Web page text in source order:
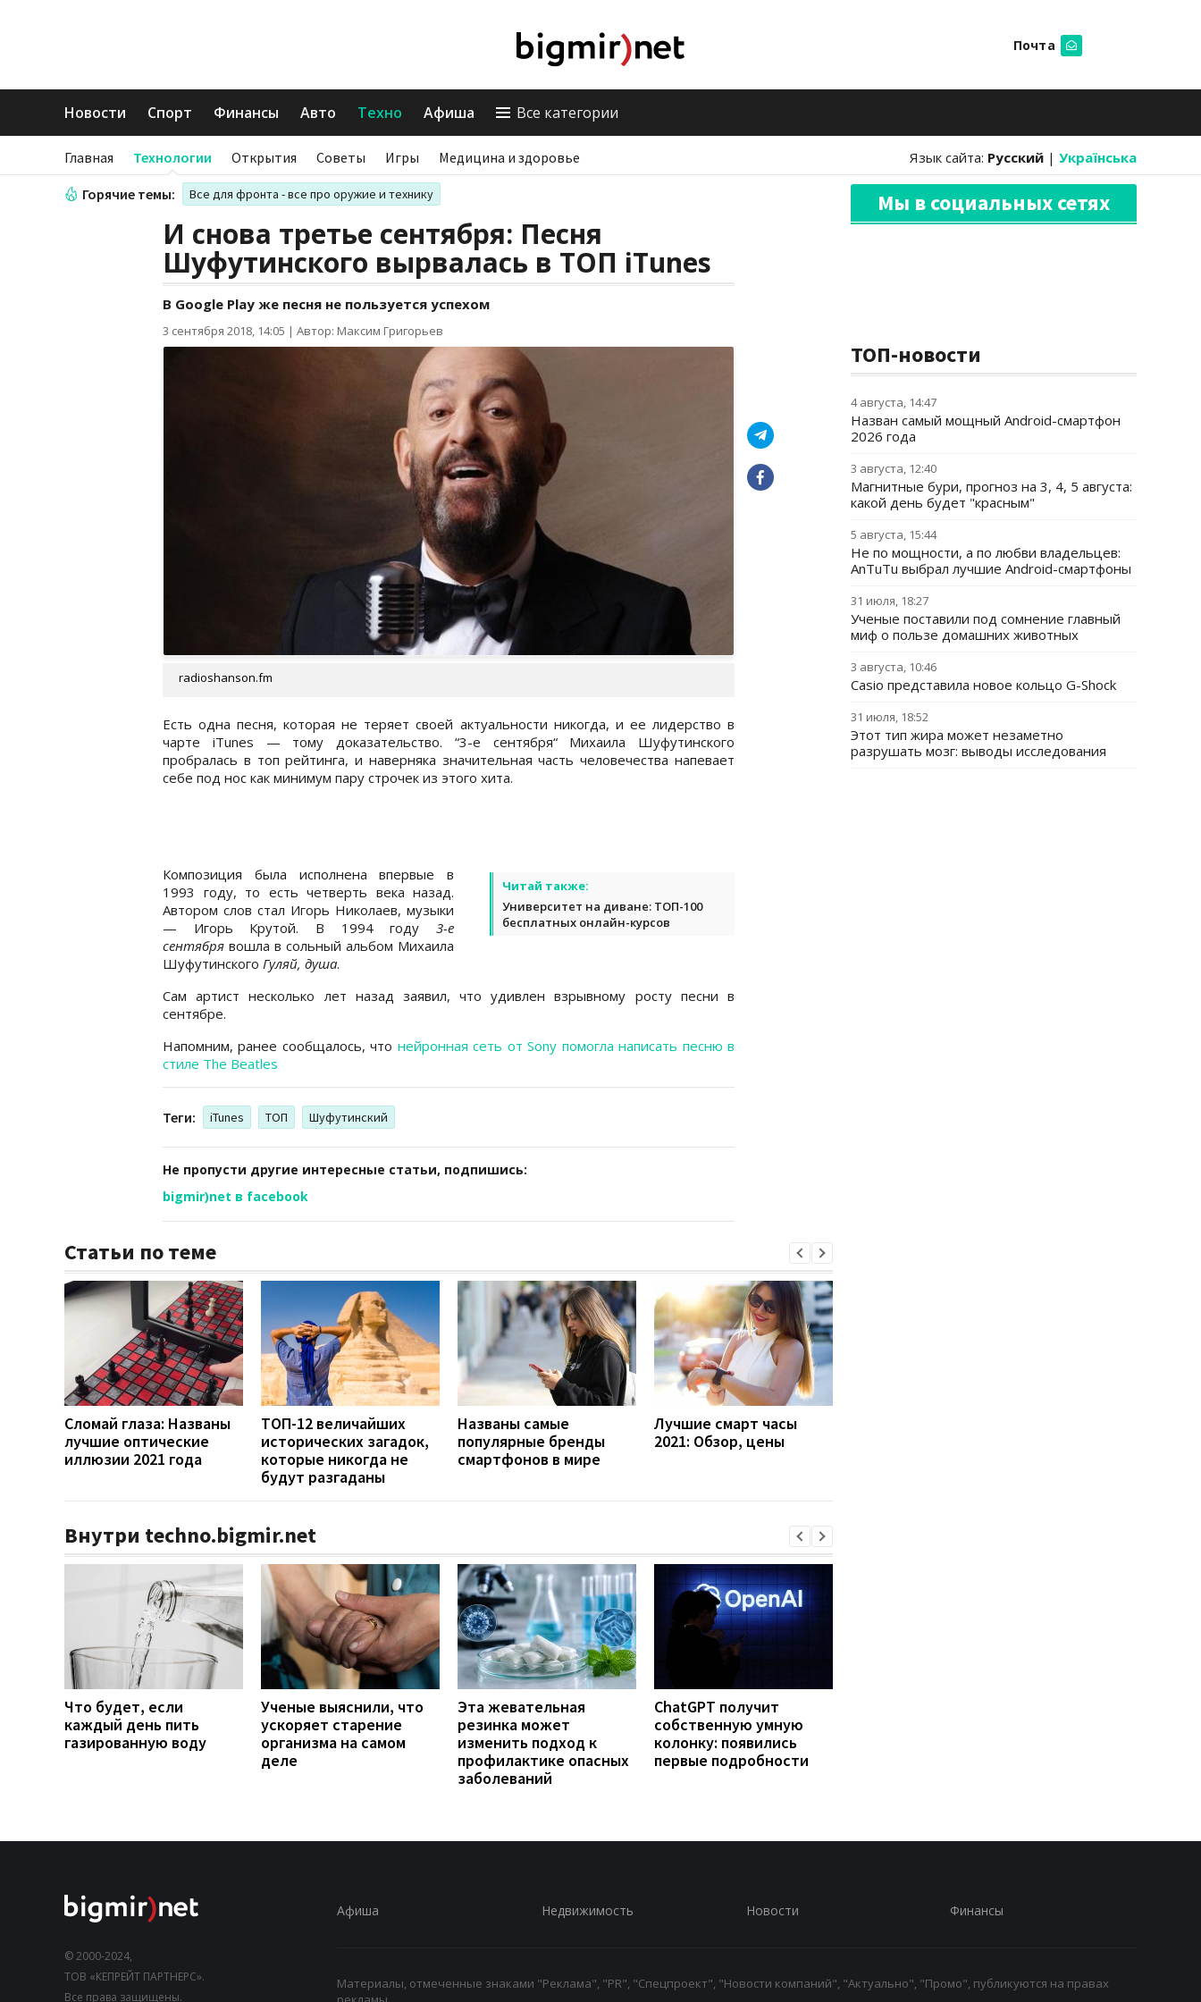
Почта
Новости Спорт Финансы Авто Техно Афиша Все категории
Главная Технологии Открытия Советы Игры Медицина и здоровье Язык сайта: Русский | Українська
Горячие темы: Все для фронта - все про оружие и технику
И снова третье сентября: Песня
Шуфутинского вырвалась в ТОП iTunes
В Google Play же песня не пользуется успехом
3 сентября 2018, 14:05 | Автор: Максим Григорьев
radioshanson.fm
Есть одна песня, которая не теряет своей актуальности никогда, и ее лидерство в
чарте iTunes — тому доказательство. “3-е сентября“ Михаила Шуфутинского
пробралась в топ рейтинга, и наверняка значительная часть человечества напевает
себе под нос как минимум пару строчек из этого хита.
Читай также:
Университет на диване: ТОП-100
бесплатных онлайн-курсов
Композиция была исполнена впервые в
1993 году, то есть четверть века назад.
Автором слов стал Игорь Николаев, музыки
— Игорь Крутой. В 1994 году 3-е
сентября вошла в сольный альбом Михаила
Шуфутинского Гуляй, душа.
Сам артист несколько лет назад заявил, что удивлен взрывному росту песни в
сентябре.
Напомним, ранее сообщалось, что нейронная сеть от Sony помогла написать песню в
стиле The Beatles
Теги: iTunes ТОП Шуфутинский
Не пропусти другие интересные статьи, подпишись:
bigmir)net в facebook
Статьи по теме
Сломай глаза: Названы
лучшие оптические
иллюзии 2021 года
ТОП-12 величайших
исторических загадок,
которые никогда не
будут разгаданы
Названы самые
популярные бренды
смартфонов в мире
Лучшие смарт часы
2021: Обзор, цены
Внутри techno.bigmir.net
Что будет, если
каждый день пить
газированную воду
Ученые выяснили, что
ускоряет старение
организма на самом
деле
Эта жевательная
резинка может
изменить подход к
профилактике опасных
заболеваний
ChatGPT получит
собственную умную
колонку: появились
первые подробности
Мы в социальных сетях
ТОП-новости
4 августа, 14:47
Назван самый мощный Android-смартфон
2026 года
3 августа, 12:40
Магнитные бури, прогноз на 3, 4, 5 августа:
какой день будет "красным"
5 августа, 15:44
Не по мощности, а по любви владельцев:
AnTuTu выбрал лучшие Android-смартфоны
31 июля, 18:27
Ученые поставили под сомнение главный
миф о пользе домашних животных
3 августа, 10:46
Casio представила новое кольцо G-Shock
31 июля, 18:52
Этот тип жира может незаметно
разрушать мозг: выводы исследования
© 2000-2024,
ТОВ «КЕПРЕЙТ ПАРТНЕРС».
Все права защищены.
Афиша Недвижимость Новости Финансы
Материалы, отмеченные знаками "Реклама", "PR", "Спецпроект", "Новости компаний", "Актуально", "Промо", публикуются на правах